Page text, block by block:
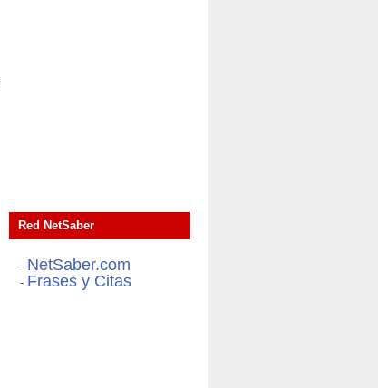
Red NetSaber
- NetSaber.com
- Frases y Citas